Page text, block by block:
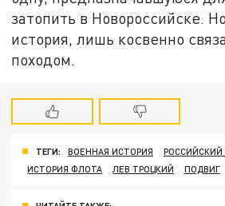
затопить в Новороссийске.
история, лишь косвенно
походом.
ТЕГИ: ВОЕННАЯ ИСТОРИЯ
ИСТОРИЯ ФЛОТА
ЛЕВ ТРОЦКИЙ ПОДВИГ